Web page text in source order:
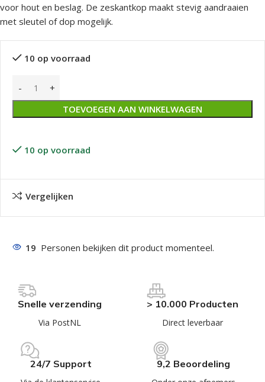
voor hout en beslag. De zeskantkop maakt stevig aandraaien
met sleutel of dop mogelijk.
10 op voorraad
TOEVOEGEN AAN WINKELWAGEN
10 op voorraad
Vergelijken
19 Personen bekijken dit product momenteel.
Snelle verzending
Via PostNL
> 10.000 Producten
Direct leverbaar
24/7 Support 9,2 Beoordeling